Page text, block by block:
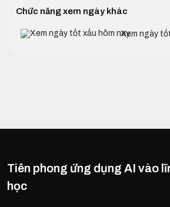
Chức năng xem ngày khác
Xem ngày
Tiên phong ứng dụng AI vào
học